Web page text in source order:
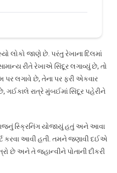
લોકો જાણે છે. પરંતુ રેખાના દિલમાં
રીતે રેખાએ સિંદૂર લગાવ્યું છે, તો
પર લગાવે છે, તેના પર ફરી એકવાર
ગઈકાલે રાત્રે મુંબઈમાં સિંદૂર પહેરીને
સ્ક્રિનિંગ યોજાયું હતું અને આવા
કરવા આવી હતી. તમને જણાવી દઈએ
છે અને તે જ્હાન્વીને પોતાની દીકરી